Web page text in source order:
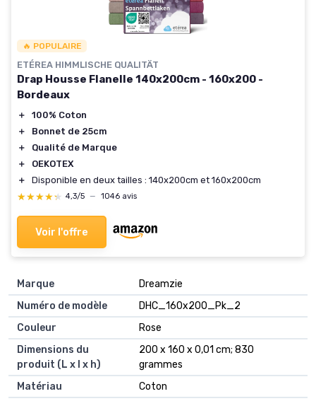
🔥 POPULAIRE
ETÉREA HIMMLISCHE QUALITÄT
Drap Housse Flanelle 140x200cm - 160x200 -
Bordeaux
＋
100% Coton
＋
Bonnet de 25cm
＋
Qualité de Marque
＋
OEKOTEX
＋
Disponible en deux tailles : 140x200cm et 160x200cm
★★★★★
★★★★★ 4,3/5 — 1046 avis
Voir l'offre
Marque
‎Dreamzie
Numéro de modèle
‎DHC_160x200_Pk_2
Couleur
‎Rose
Dimensions du
produit (L x l x h)
‎200 x 160 x 0,01 cm; 830
grammes
Matériau
‎Coton